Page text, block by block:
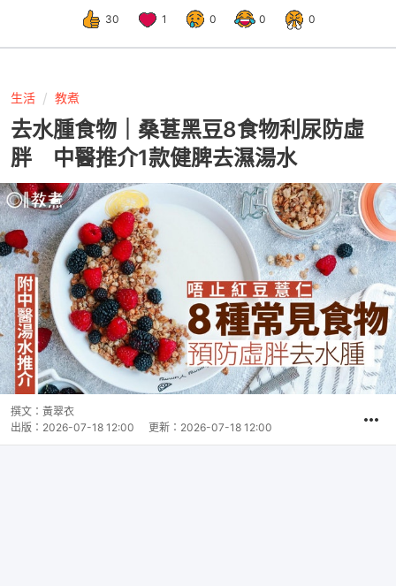
30 1 0 0 0
生活 教煮
去水腫食物｜桑葚黑豆8食物利尿防虛
胖 中醫推介1款健脾去濕湯水
撰文： 黃翠衣
出版： 2026-07-18 12:00 更新： 2026-07-18 12:00